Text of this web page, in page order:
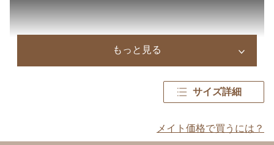
もっと見る
サイズ詳細
メイト価格で買うには？